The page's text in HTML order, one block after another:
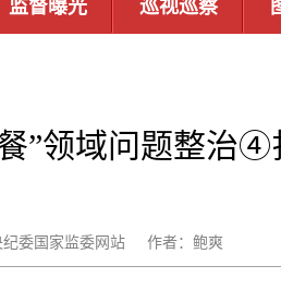
监督曝光 巡视巡察
”领域问题整治
纪委国家监委网站 作者：鲍爽